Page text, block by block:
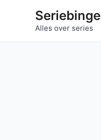
Seriebinge
Alles over series